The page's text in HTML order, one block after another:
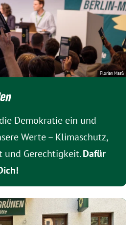
Florian Maaß
Demokratie ein und
Werte – Klimaschutz,
und Gerechtigkeit.Dafür